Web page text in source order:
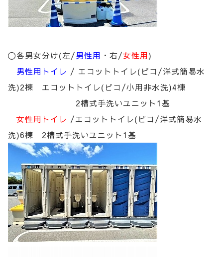
〇各男女分け(左/男性用 ・右/女性用)
男性用トイレ / エコットトイレ(ピコ/洋式簡易水
洗)2棟 エコットトイレ(ピコ/小用非水洗)4棟
2槽式手洗いユニット1基
女性用トイレ /エコットトイレ(ピコ/洋式簡易水
洗)6棟 2槽式手洗いユニット1基